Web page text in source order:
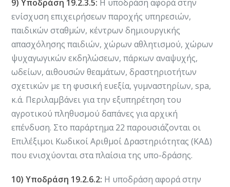
9) Υποδράση 19.2.3.5: Η υποδράση αφορά στην
ενίσχυση επιχειρήσεων παροχής υπηρεσιών,
παιδικών σταθμών, κέντρων δημιουργικής
απασχόλησης παιδιών, χώρων αθλητισμού, χώρων
ψυχαγωγικών εκδηλώσεων, πάρκων αναψυχής,
ωδείων, αιθουσών θεαμάτων, δραστηριοτήτων
σχετικών με τη φυσική ευεξία, γυμναστηρίων, spa,
κ.ά. Περιλαμβάνει για την εξυπηρέτηση του
αγροτικού πληθυσμού δαπάνες για αρχική
επένδυση. Στο παράρτημα 22 παρουσιάζονται οι
Επιλέξιμοι Κωδικοί Αριθμοί Δραστηριότητας (ΚΑΔ)
που ενισχύονται στα πλαίσια της υπο-δράσης.
10) Υποδράση 19.2.6.2: Η υποδράση αφορά στην